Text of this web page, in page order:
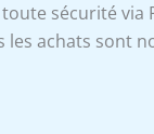
sécurité via
les achats sont